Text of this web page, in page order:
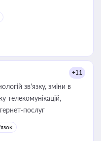
+11
зв'язку, зміни в
телекомунікацій,
послуг